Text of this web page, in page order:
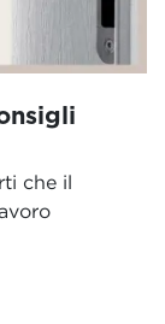
che il